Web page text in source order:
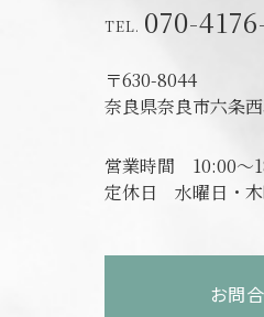
070-
〒630-8044
奈良県奈良市六条
営業時間 10:00～
定休日 水曜日・
お問